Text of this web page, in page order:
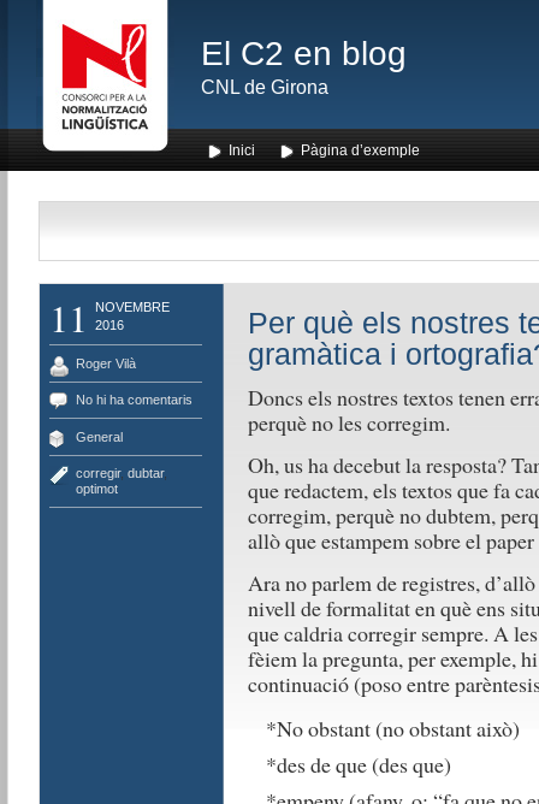
El C2 en blog
CNL de Girona
Inici Pàgina d’exemple
11
NOVEMBRE
2016
Roger Vilà
No hi ha comentaris
General
corregir, dubtar,
optimot
Per què els nostres
gramàtica i
Doncs els nostres textos tenen
perquè no les corregim.
Oh, us ha decebut la resposta?
que redactem, els textos que fa
corregim, perquè no dubtem,
allò que estampem sobre el
Ara no parlem de registres,
nivell de formalitat en què ens
que caldria corregir sempre. A
fèiem la pregunta, per exemple,
continuació (poso entre
*No obstant (no obstant això)
*des de que (des que)